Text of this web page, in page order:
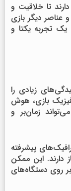
تا خلاقیت و
عناصر دیگر بازی
تجربه یکتا و
زیادی را
فیزیک بازی، هوش
زمان‌بر و
پیشرفته
دارند. این ممکن
روی دستگاه‌های